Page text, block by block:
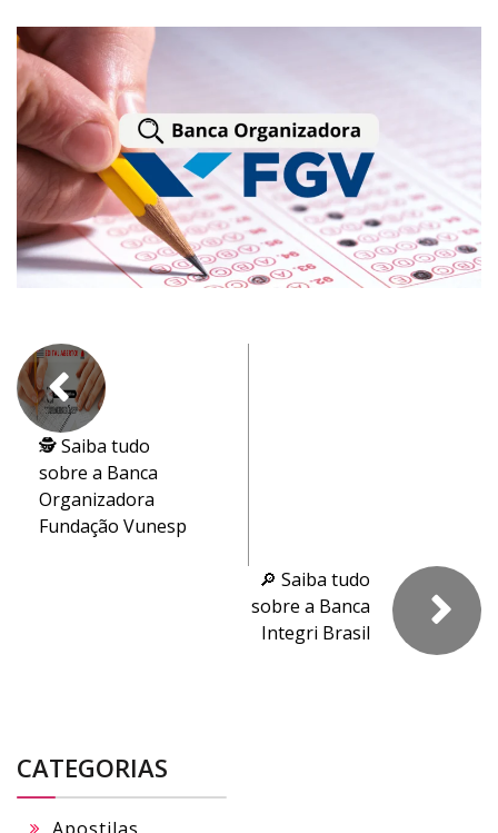
🕵️ Saiba tudo
sobre a Banca
Organizadora
Fundação Vunesp
🔎 Saiba tudo
sobre a Banca
Integri Brasil
CATEGORIAS